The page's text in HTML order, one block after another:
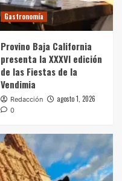
Gastronomía
Provino Baja California
presenta la XXXVI edición
de las Fiestas de la
Vendimia
Redacción agosto 1, 2026
0